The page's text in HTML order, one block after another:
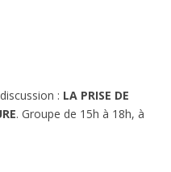
: LA PRISE DE
. Groupe de 15h à 18h, à